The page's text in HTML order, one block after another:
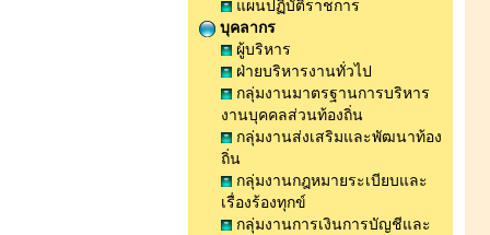
แผนปฏิบัติราชการ
บุคลากร
ผู้บริหาร
ฝ่ายบริหารงานทั่วไป
กลุ่มงานมาตรฐานการบริหาร
งานบุคคลส่วนท้องถิ่น
กลุ่มงานส่งเสริมและพัฒนาท้อง
ถิ่น
กลุ่มงานกฎหมายระเบียบและ
เรื่องร้องทุกข์
กลุ่มงานการเงินการบัญชีและ